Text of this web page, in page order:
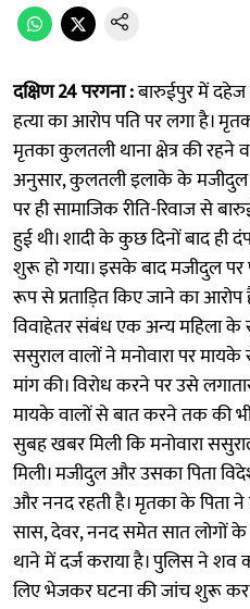
दक्षिण 24 परगना :बारुईपुर में दहेज
हत्या का आरोप पति पर लगा है।
मृतका कुलतली थाना क्षेत्र की रहने
अनुसार, कुलतली इलाके के मजीदुल
पर ही सामाजिक रीति-रिवाज से
हुई थी। शादी के कुछ दिनों बाद ही
शुरू हो गया। इसके बाद मजीदुल पर
रूप से प्रताड़ित किए जाने का
विवाहेतर संबंध एक अन्य महिला के
ससुराल वालों ने मनोवारा पर
मांग की। विरोध करने पर उसे
मायके वालों से बात करने तक की
सुबह खबर मिली कि मनोवारा
मिली। मजीदुल और उसका पिता
और ननद रहती है। मृतका के पिता
सास, देवर, ननद समेत सात लोगों
थाने में दर्ज कराया है। पुलिस ने
लिए भेजकर घटना की जांच शुरू कर